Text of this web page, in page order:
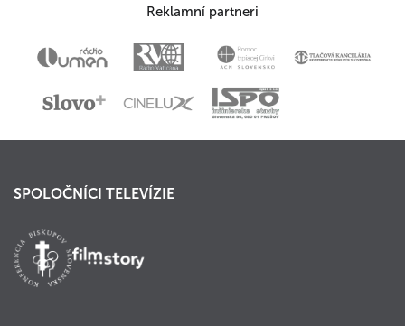
Reklamní partneri
SPOLOČNÍCI TELEVÍZIE